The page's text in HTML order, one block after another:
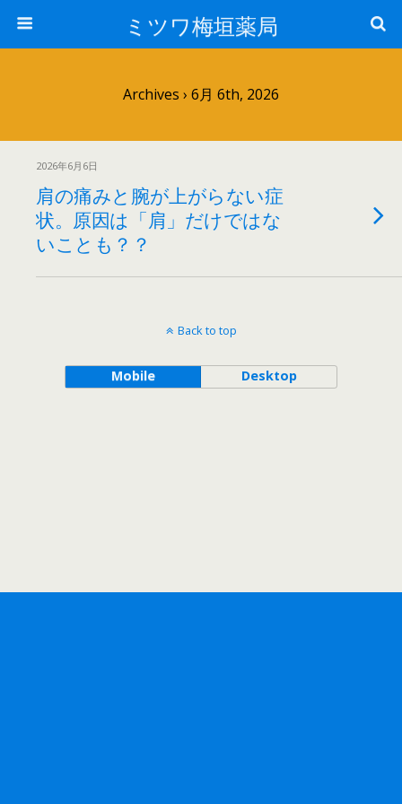
ミツワ梅垣薬局
Archives › 6月 6th, 2026
2026年6月6日
肩の痛みと腕が上がらない症
状。原因は「肩」だけではな
いことも？？
Back to top
Mobile Desktop